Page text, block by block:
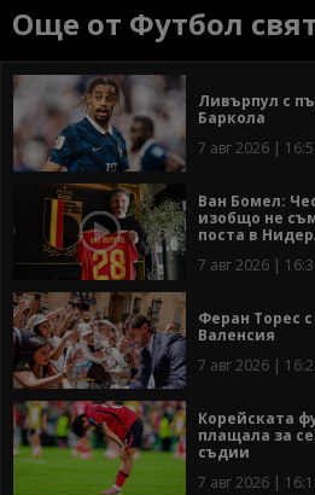
Още от Футбол
Ливърпул с
Баркола
7 авг 2026 |
Ван Бомел:
изобщо не
поста в
7 авг 2026 |
Феран Торес
Валенсия
7 авг 2026 |
Корейската
плащала за
съдии
7 авг 2026 |